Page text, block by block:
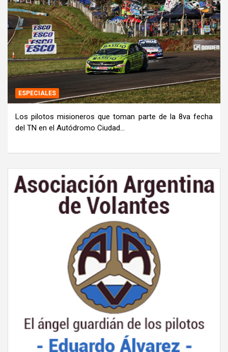
ESPECIALES
Los pilotos misioneros que toman parte de la 8va fecha
del TN en el Autódromo Ciudad…